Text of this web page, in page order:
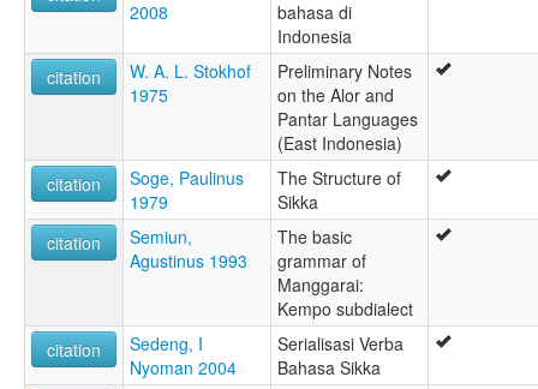
2008
bahasa di
Indonesia
citation
W. A. L. Stokhof
1975
Preliminary Notes
on the Alor and
Pantar Languages
(East Indonesia)
citation
Soge, Paulinus
1979
The Structure of
Sikka
citation
Semiun,
Agustinus 1993
The basic
grammar of
Manggarai:
Kempo subdialect
citation
Sedeng, I
Nyoman 2004
Serialisasi Verba
Bahasa Sikka